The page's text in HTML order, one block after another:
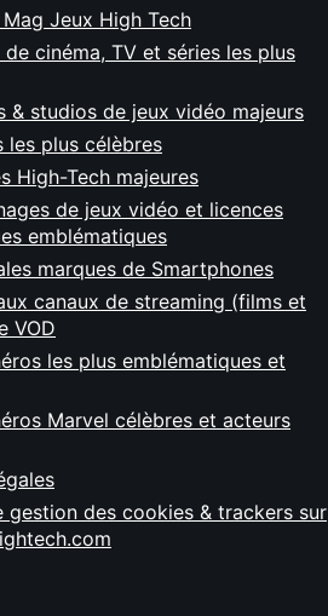
Mag Jeux High Tech
de cinéma, TV et séries les plus
& studios de jeux vidéo majeurs
les plus célèbres
High-Tech majeures
de jeux vidéo et licences
emblématiques
marques de Smartphones
canaux de streaming (films et
VOD
les plus emblématiques et
Marvel célèbres et acteurs
gestion des cookies & trackers sur